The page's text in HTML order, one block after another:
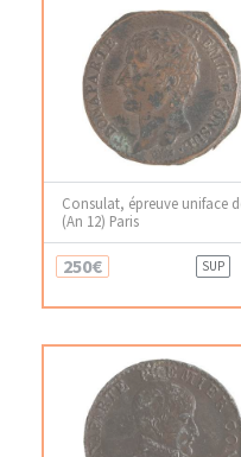
Consulat, épreuve uniface
(An 12) Paris
250€ SUP